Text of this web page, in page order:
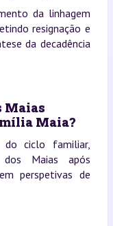
da linhagem
resignação e
da decadência
Maias
Maia?
do ciclo familiar,
Maias após
perspetivas de